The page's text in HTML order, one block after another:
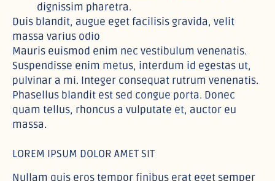
dignissim pharetra.
Duis blandit, augue eget facilisis gravida, velit
massa varius odio
Mauris euismod enim nec vestibulum venenatis.
Suspendisse enim metus, interdum id egestas ut,
pulvinar a mi. Integer consequat rutrum venenatis.
Phasellus blandit est sed congue porta. Donec
quam tellus, rhoncus a vulputate et, auctor eu
massa.
LOREM IPSUM DOLOR AMET SIT
Nullam quis eros tempor finibus erat eget semper